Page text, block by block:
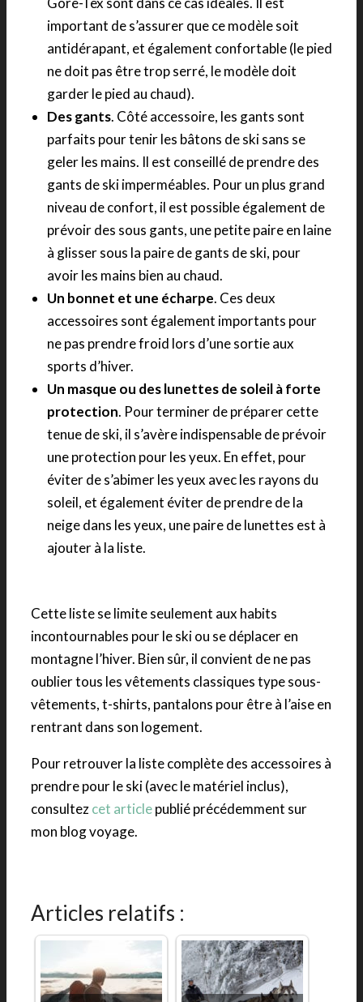
important de s’assurer que ce modèle soit
antidérapant, et également confortable (le pied
ne doit pas être trop serré, le modèle doit
garder le pied au chaud).
Des gants. Côté accessoire, les gants sont
parfaits pour tenir les bâtons de ski sans se
geler les mains. Il est conseillé de prendre des
gants de ski imperméables. Pour un plus grand
niveau de confort, il est possible également de
prévoir des sous gants, une petite paire en laine
à glisser sous la paire de gants de ski, pour
avoir les mains bien au chaud.
Un bonnet et une écharpe. Ces deux
accessoires sont également importants pour
ne pas prendre froid lors d’une sortie aux
sports d’hiver.
Un masque ou des lunettes de soleil à forte
protection. Pour terminer de préparer cette
tenue de ski, il s’avère indispensable de prévoir
une protection pour les yeux. En effet, pour
éviter de s’abimer les yeux avec les rayons du
soleil, et également éviter de prendre de la
neige dans les yeux, une paire de lunettes est à
ajouter à la liste.
Cette liste se limite seulement aux habits
incontournables pour le ski ou se déplacer en
montagne l’hiver. Bien sûr, il convient de ne pas
oublier tous les vêtements classiques type sous-
vêtements, t-shirts, pantalons pour être à l’aise en
rentrant dans son logement.
Pour retrouver la liste complète des accessoires à
prendre pour le ski (avec le matériel inclus),
consultezcet articlepublié précédemment sur
mon blog voyage.
Articles relatifs :